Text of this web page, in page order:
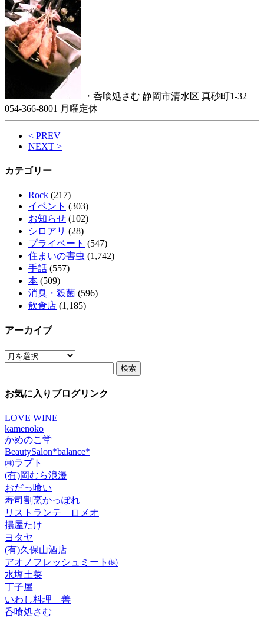
・呑喰処さむ 静岡市清水区 真砂町1-32
054-366-8001 月曜定休
< PREV
NEXT >
カテゴリー
Rock (217)
イベント (303)
お知らせ (102)
シロアリ (28)
プライベート (547)
住まいの害虫 (1,742)
手話 (557)
本 (509)
消臭・殺菌 (596)
飲食店 (1,185)
アーカイブ
ア
イ
お気に入りブログリンク
LOVE WINE
kamenoko
かめのこ堂
BeautySalon*balance*
㈱ラプト
(有)岡むら浪漫
おだっ喰い
寿司割烹かっぽれ
リストランテ ロメオ
揚屋たけ
ヨタヤ
(有)久保山酒店
アオノフレッシュミート㈱
水塩土菜
丁子屋
いわし料理 善
呑喰処さむ